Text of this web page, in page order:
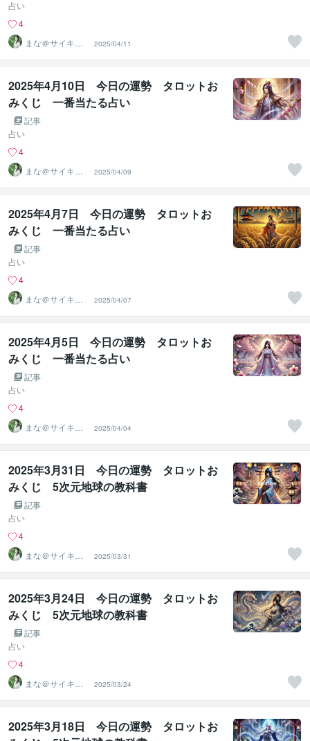
占い
4
まな＠サイキッ
ク能力を覚醒さ
せる専門家
2025/04/11
2025年4月10日 今日の運勢 タロットお
みくじ 一番当たる占い
記事
占い
4
まな＠サイキッ
ク能力を覚醒さ
せる専門家
2025/04/09
2025年4月7日 今日の運勢 タロットお
みくじ 一番当たる占い
記事
占い
4
まな＠サイキッ
ク能力を覚醒さ
せる専門家
2025/04/07
2025年4月5日 今日の運勢 タロットお
みくじ 一番当たる占い
記事
占い
4
まな＠サイキッ
ク能力を覚醒さ
せる専門家
2025/04/04
2025年3月31日 今日の運勢 タロットお
みくじ 5次元地球の教科書
記事
占い
4
まな＠サイキッ
ク能力を覚醒さ
せる専門家
2025/03/31
2025年3月24日 今日の運勢 タロットお
みくじ 5次元地球の教科書
記事
占い
4
まな＠サイキッ
ク能力を覚醒さ
せる専門家
2025/03/24
2025年3月18日 今日の運勢 タロットお